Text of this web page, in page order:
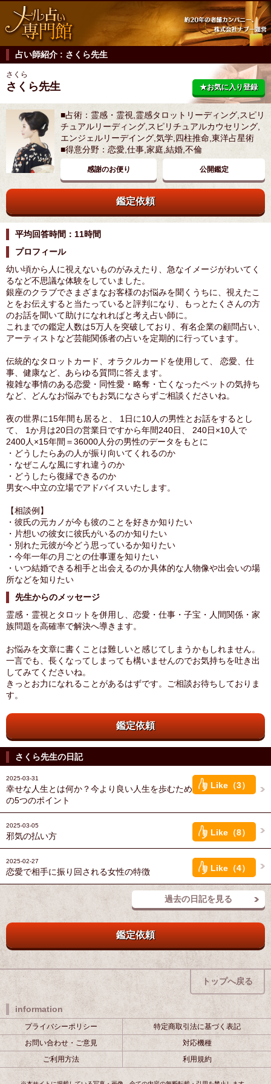
占い師紹介 : さくら先生
さくら
さくら先生 ★お気に入り登録
■占術：霊感・霊視,霊感タロットリーディング,スピリ
チュアルリーディング,スピリチュアルカウセリング,
エンジェルリーデイング,気学,四柱推命,東洋占星術
■得意分野：恋愛,仕事,家庭,結婚,不倫
感謝のお便り 公開鑑定
鑑定依頼
平均回答時間：11時間
プロフィール
幼い頃から人に視えないものがみえたり、急なイメージがわいてく
るなど不思議な体験をしていました。
銀座のクラブでさまざまなお客様のお悩みを聞くうちに、視えたこ
とをお伝えすると当たっていると評判になり、もっとたくさんの方
のお話を聞いて助けになれればと考え占い師に。
これまでの鑑定人数は5万人を突破しており、有名企業の顧問占い、
アーティストなど芸能関係者の占いを定期的に行っています。
伝統的なタロットカード、オラクルカードを使用して、 恋愛、仕
事、健康など、あらゆる質問に答えます。
複雑な事情のある恋愛・同性愛・略奪・亡くなったペットの気持ち
など、どんなお悩みでもお気になさらずご相談くださいね。
夜の世界に15年間も居ると、 1日に10人の男性とお話をするとし
て、 1か月は20日の営業日ですから年間240日、 240日×10人で
2400人×15年間＝36000人分の男性のデータをもとに
・どうしたらあの人が振り向いてくれるのか
・なぜこんな風にすれ違うのか
・どうしたら復縁できるのか
男女へ中立の立場でアドバイスいたします。
【相談例】
・彼氏の元カノが今も彼のことを好きか知りたい
・片想いの彼女に彼氏がいるのか知りたい
・別れた元彼が今どう思っているか知りたい
・今年一年の月ごとの仕事運を知りたい
・いつ結婚できる相手と出会えるのか具体的な人物像や出会いの場
所などを知りたい
先生からのメッセージ
霊感・霊視とタロットを併用し、恋愛・仕事・子宝・人間関係・家
族問題を高確率で解決へ導きます。
お悩みを文章に書くことは難しいと感じてしまうかもしれません。
一言でも、長くなってしまっても構いませんのでお気持ちを吐き出
してみてくださいね。
きっとお力になれることがあるはずです。ご相談お待ちしておりま
す。
鑑定依頼
さくら先生の日記
Like（3）
2025-03-31
幸せな人生とは何か？今より良い人生を歩むため
の5つのポイント
Like（8）
2025-03-05
邪気の払い方
Like（4）
2025-02-27
恋愛で相手に振り回される女性の特徴
過去の日記を見る
鑑定依頼
トップへ戻る
information
プライバシーポリシー
特定商取引法に基づく表記
お問い合わせ・ご意見
対応機種
ご利用方法
利用規約